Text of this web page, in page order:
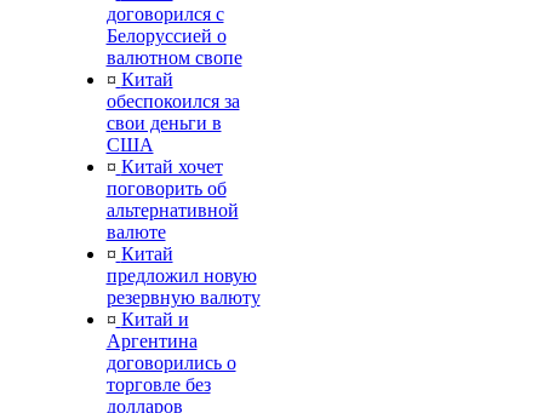
договорился с
Белоруссией о
валютном свопе
¤ Китай
обеспокоился за
свои деньги в
США
¤ Китай хочет
поговорить об
альтернативной
валюте
¤ Китай
предложил новую
резервную валюту
¤ Китай и
Аргентина
договорились о
торговле без
долларов